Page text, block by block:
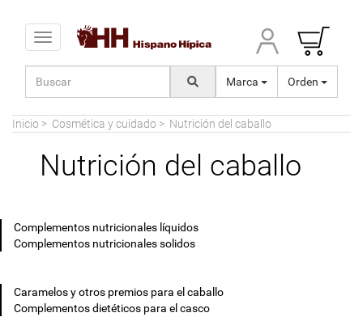
Toggle navigation
Marca Orden
Inicio > Cosmética y cuidado > Nutrición del caballo
Nutrición del caballo
Complementos nutricionales líquidos
Complementos nutricionales solidos
Caramelos y otros premios para el caballo
Complementos dietéticos para el casco